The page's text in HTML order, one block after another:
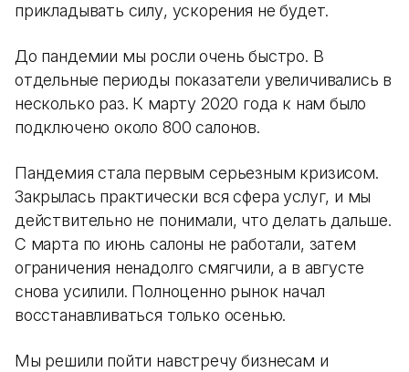
прикладывать силу, ускорения не будет.
До пандемии мы росли очень быстро. В
отдельные периоды показатели увеличивались в
несколько раз. К марту 2020 года к нам было
подключено около 800 салонов.
Пандемия стала первым серьезным кризисом.
Закрылась практически вся сфера услуг, и мы
действительно не понимали, что делать дальше.
С марта по июнь салоны не работали, затем
ограничения ненадолго смягчили, а в августе
снова усилили. Полноценно рынок начал
восстанавливаться только осенью.
Мы решили пойти навстречу бизнесам и